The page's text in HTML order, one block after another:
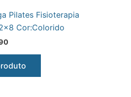
Pilates Fisioterapia
Cor:Colorido